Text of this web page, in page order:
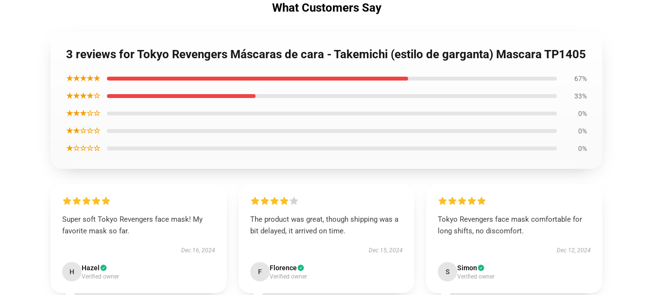
What Customers Say
3 reviews for Tokyo Revengers Máscaras de cara - Takemichi (estilo de garganta) Mascara TP1405
★★★★★ 67%
★★★★☆ 33%
★★★☆☆ 0%
★★☆☆☆ 0%
★☆☆☆☆ 0%
Super soft Tokyo Revengers face mask! My
favorite mask so far.
Dec 16, 2024
H Hazel
Verified owner
The product was great, though shipping was a
bit delayed, it arrived on time.
Dec 15, 2024
F Florence
Verified owner
Tokyo Revengers face mask comfortable for
long shifts, no discomfort.
Dec 12, 2024
S Simon
Verified owner